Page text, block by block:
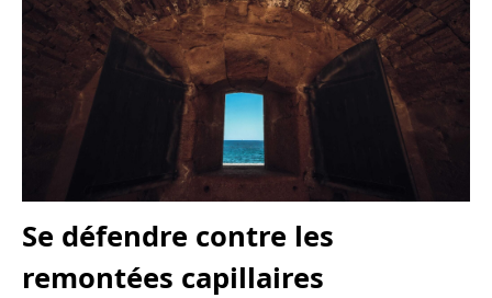
Se défendre contre les
remontées capillaires